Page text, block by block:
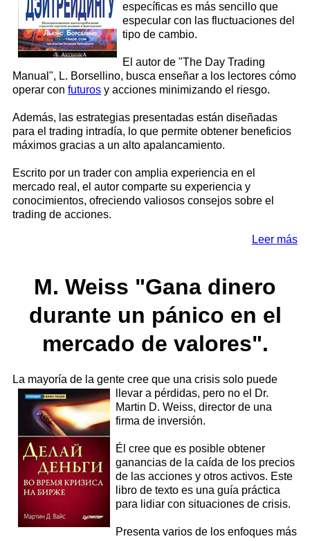
específicas es más sencillo que
especular con las fluctuaciones del
tipo de cambio.
El autor de "The Day Trading
Manual", L. Borsellino, busca enseñar a los lectores cómo
operar con futuros y acciones minimizando el riesgo.
Además, las estrategias presentadas están diseñadas
para el trading intradía, lo que permite obtener beneficios
máximos gracias a un alto apalancamiento.
Escrito por un trader con amplia experiencia en el
mercado real, el autor comparte su experiencia y
conocimientos, ofreciendo valiosos consejos sobre el
trading de acciones.
Leer más
M. Weiss "Gana dinero
durante un pánico en el
mercado de valores".
La mayoría de la gente cree que una crisis solo puede
llevar a pérdidas, pero no el Dr.
Martin D. Weiss, director de una
firma de inversión.
Él cree que es posible obtener
ganancias de la caída de los precios
de las acciones y otros activos. Este
libro de texto es una guía práctica
para lidiar con situaciones de crisis.
Presenta varios de los enfoques más